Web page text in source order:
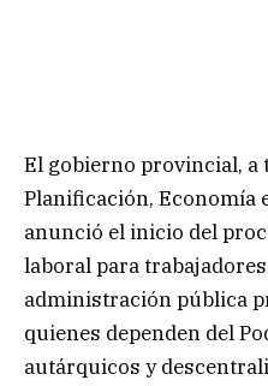
El gobierno provincial, a
Planificación, Economía
anunció el inicio del
laboral para
administración pública
quienes dependen del
autárquicos y